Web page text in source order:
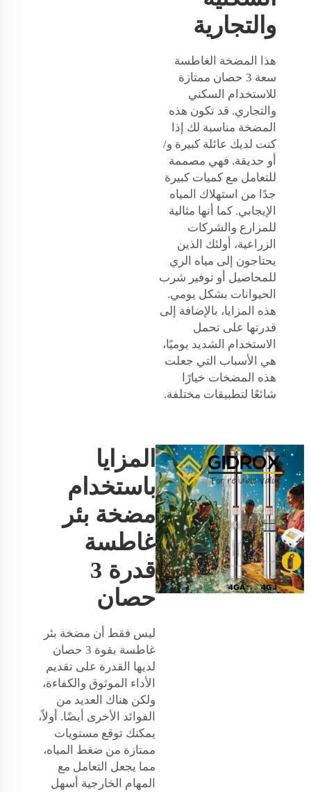
والتجارية
هذا المضخة الغاطسة
سعة 3 حصان ممتازة
للاستخدام السكني
والتجاري. قد تكون هذه
المضخة مناسبة لك إذا
كنت لديك عائلة كبيرة و/
أو حديقة. فهي مصممة
للتعامل مع كميات كبيرة
جدًا من استهلاك المياه
الإيجابي. كما أنها مثالية
للمزارع والشركات
الزراعية، أولئك الذين
يحتاجون إلى مياه الري
للمحاصيل أو توفير شرب
الحيوانات بشكل يومي.
هذه المزايا، بالإضافة إلى
قدرتها على تحمل
الاستخدام الشديد يوميًا،
هي الأسباب التي جعلت
هذه المضخات خيارًا
شائعًا لتطبيقات مختلفة.
المزايا
باستخدام
مضخة بئر
غاطسة
قدرة 3
حصان
ليس فقط أن مضخة بئر
غاطسة بقوة 3 حصان
لديها القدرة على تقديم
الأداء الموثوق والكفاءة،
ولكن هناك العديد من
الفوائد الأخرى أيضًا. أولاً،
يمكنك توقع مستويات
ممتازة من ضغط المياه،
مما يجعل التعامل مع
المهام الخارجية أسهل